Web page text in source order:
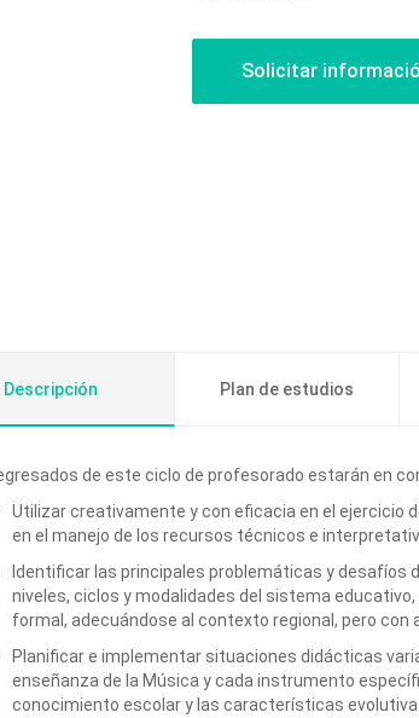
Descripción Plan de estudios
egresados de este ciclo de profesorado estarán en
Utilizar creativamente y con eficacia en el
en el manejo de los recursos técnicos e
Identificar las principales problemáticas y desafíos
niveles, ciclos y modalidades del sistema
formal, adecuándose al contexto regional, pero con
Planificar e implementar situaciones didácticas
enseñanza de la Música y cada instrumento
conocimiento escolar y las características